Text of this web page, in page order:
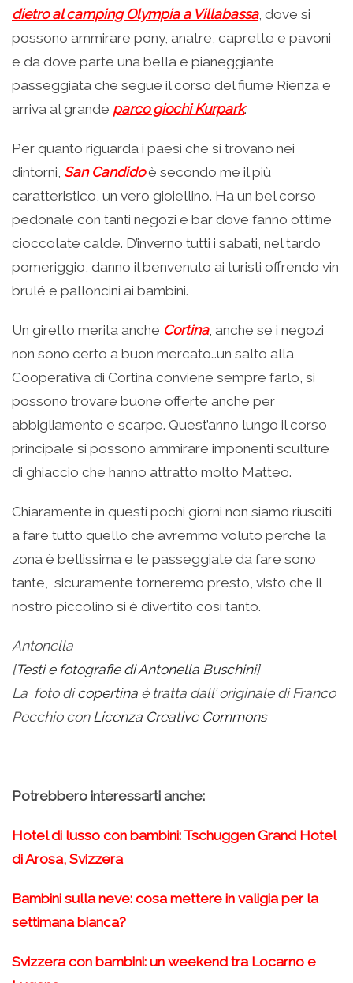
dietro al camping Olympia a Villabassa, dove si
possono ammirare pony, anatre, caprette e pavoni
e da dove parte una bella e pianeggiante
passeggiata che segue il corso del fiume Rienza e
arriva al grande parco giochi Kurpark.
Per quanto riguarda i paesi che si trovano nei
dintorni, San Candidoè secondo me il più
caratteristico, un vero gioiellino. Ha un bel corso
pedonale con tanti negozi e bar dove fanno ottime
cioccolate calde. D’inverno tutti i sabati, nel tardo
pomeriggio, danno il benvenuto ai turisti offrendo vin
brulé e palloncini ai bambini.
Un giretto merita anche Cortina, anche se i negozi
non sono certo a buon mercato…un salto alla
Cooperativa di Cortina conviene sempre farlo, si
possono trovare buone offerte anche per
abbigliamento e scarpe. Quest’anno lungo il corso
principale si possono ammirare imponenti sculture
di ghiaccio che hanno attratto molto Matteo.
Chiaramente in questi pochi giorni non siamo riusciti
a fare tutto quello che avremmo voluto perché la
zona è bellissima e le passeggiate da fare sono
tante, sicuramente torneremo presto, visto che il
nostro piccolino si è divertito così tanto.
Antonella
[Testi e fotografie di Antonella Buschini]
La foto dicopertina è tratta dall’ originale di Franco
Pecchio con Licenza Creative Commons
Potrebbero interessarti anche:
Hotel di lusso con bambini: Tschuggen Grand Hotel
di Arosa, Svizzera
Bambini sulla neve: cosa mettere in valigia per la
settimana bianca?
Svizzera con bambini: un weekend tra Locarno e